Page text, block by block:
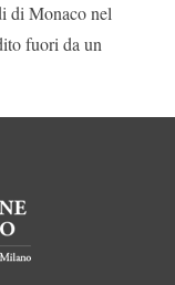
di Monaco nel
fuori da un